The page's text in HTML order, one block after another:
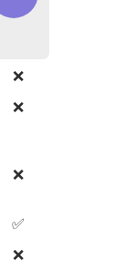
❌
❌
❌
✅
❌